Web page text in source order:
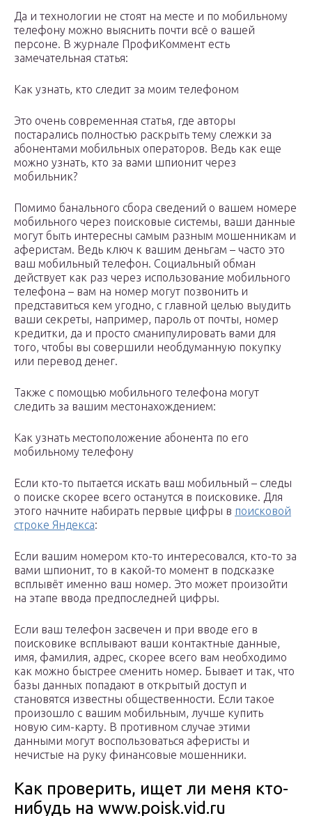
Да и технологии не стоят на месте и по мобильному
телефону можно выяснить почти всё о вашей
персоне. В журнале ПрофиКоммент есть
замечательная статья:
Как узнать, кто следит за моим телефоном
Это очень современная статья, где авторы
постарались полностью раскрыть тему слежки за
абонентами мобильных операторов. Ведь как еще
можно узнать, кто за вами шпионит через
мобильник?
Помимо банального сбора сведений о вашем номере
мобильного через поисковые системы, ваши данные
могут быть интересны самым разным мошенникам и
аферистам. Ведь ключ к вашим деньгам – часто это
ваш мобильный телефон. Социальный обман
действует как раз через использование мобильного
телефона – вам на номер могут позвонить и
представиться кем угодно, с главной целью выудить
ваши секреты, например, пароль от почты, номер
кредитки, да и просто сманипулировать вами для
того, чтобы вы совершили необдуманную покупку
или перевод денег.
Также с помощью мобильного телефона могут
следить за вашим местонахождением:
Как узнать местоположение абонента по его
мобильному телефону
Если кто-то пытается искать ваш мобильный – следы
о поиске скорее всего останутся в поисковике. Для
этого начните набирать первые цифры в поисковой
строке Яндекса:
Если вашим номером кто-то интересовался, кто-то за
вами шпионит, то в какой-то момент в подсказке
всплывёт именно ваш номер. Это может произойти
на этапе ввода предпоследней цифры.
Если ваш телефон засвечен и при вводе его в
поисковике всплывают ваши контактные данные,
имя, фамилия, адрес, скорее всего вам необходимо
как можно быстрее сменить номер. Бывает и так, что
базы данных попадают в открытый доступ и
становятся известны общественности. Если такое
произошло с вашим мобильным, лучше купить
новую сим-карту. В противном случае этими
данными могут воспользоваться аферисты и
нечистые на руку финансовые мошенники.
Как проверить, ищет ли меня кто-
нибудь на www.poisk.vid.ru